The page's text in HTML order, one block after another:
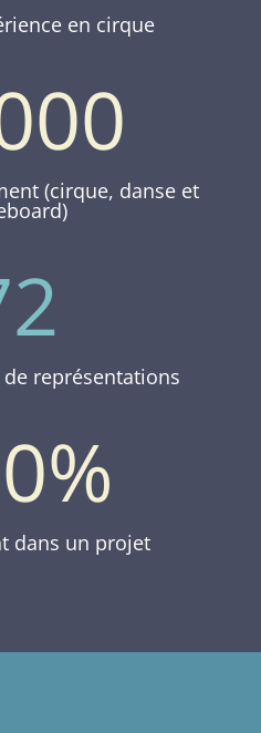
en cirque
(cirque, danse et
représentations
%
dans un projet